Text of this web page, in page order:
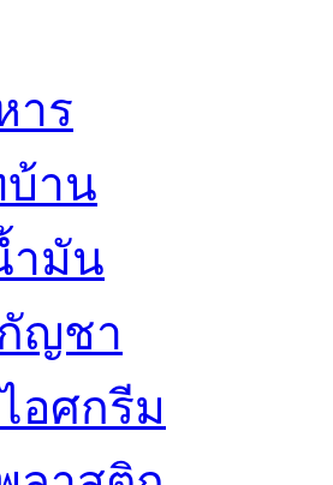
าร
บ้าน
ำมัน
ญชา
อศกรีม